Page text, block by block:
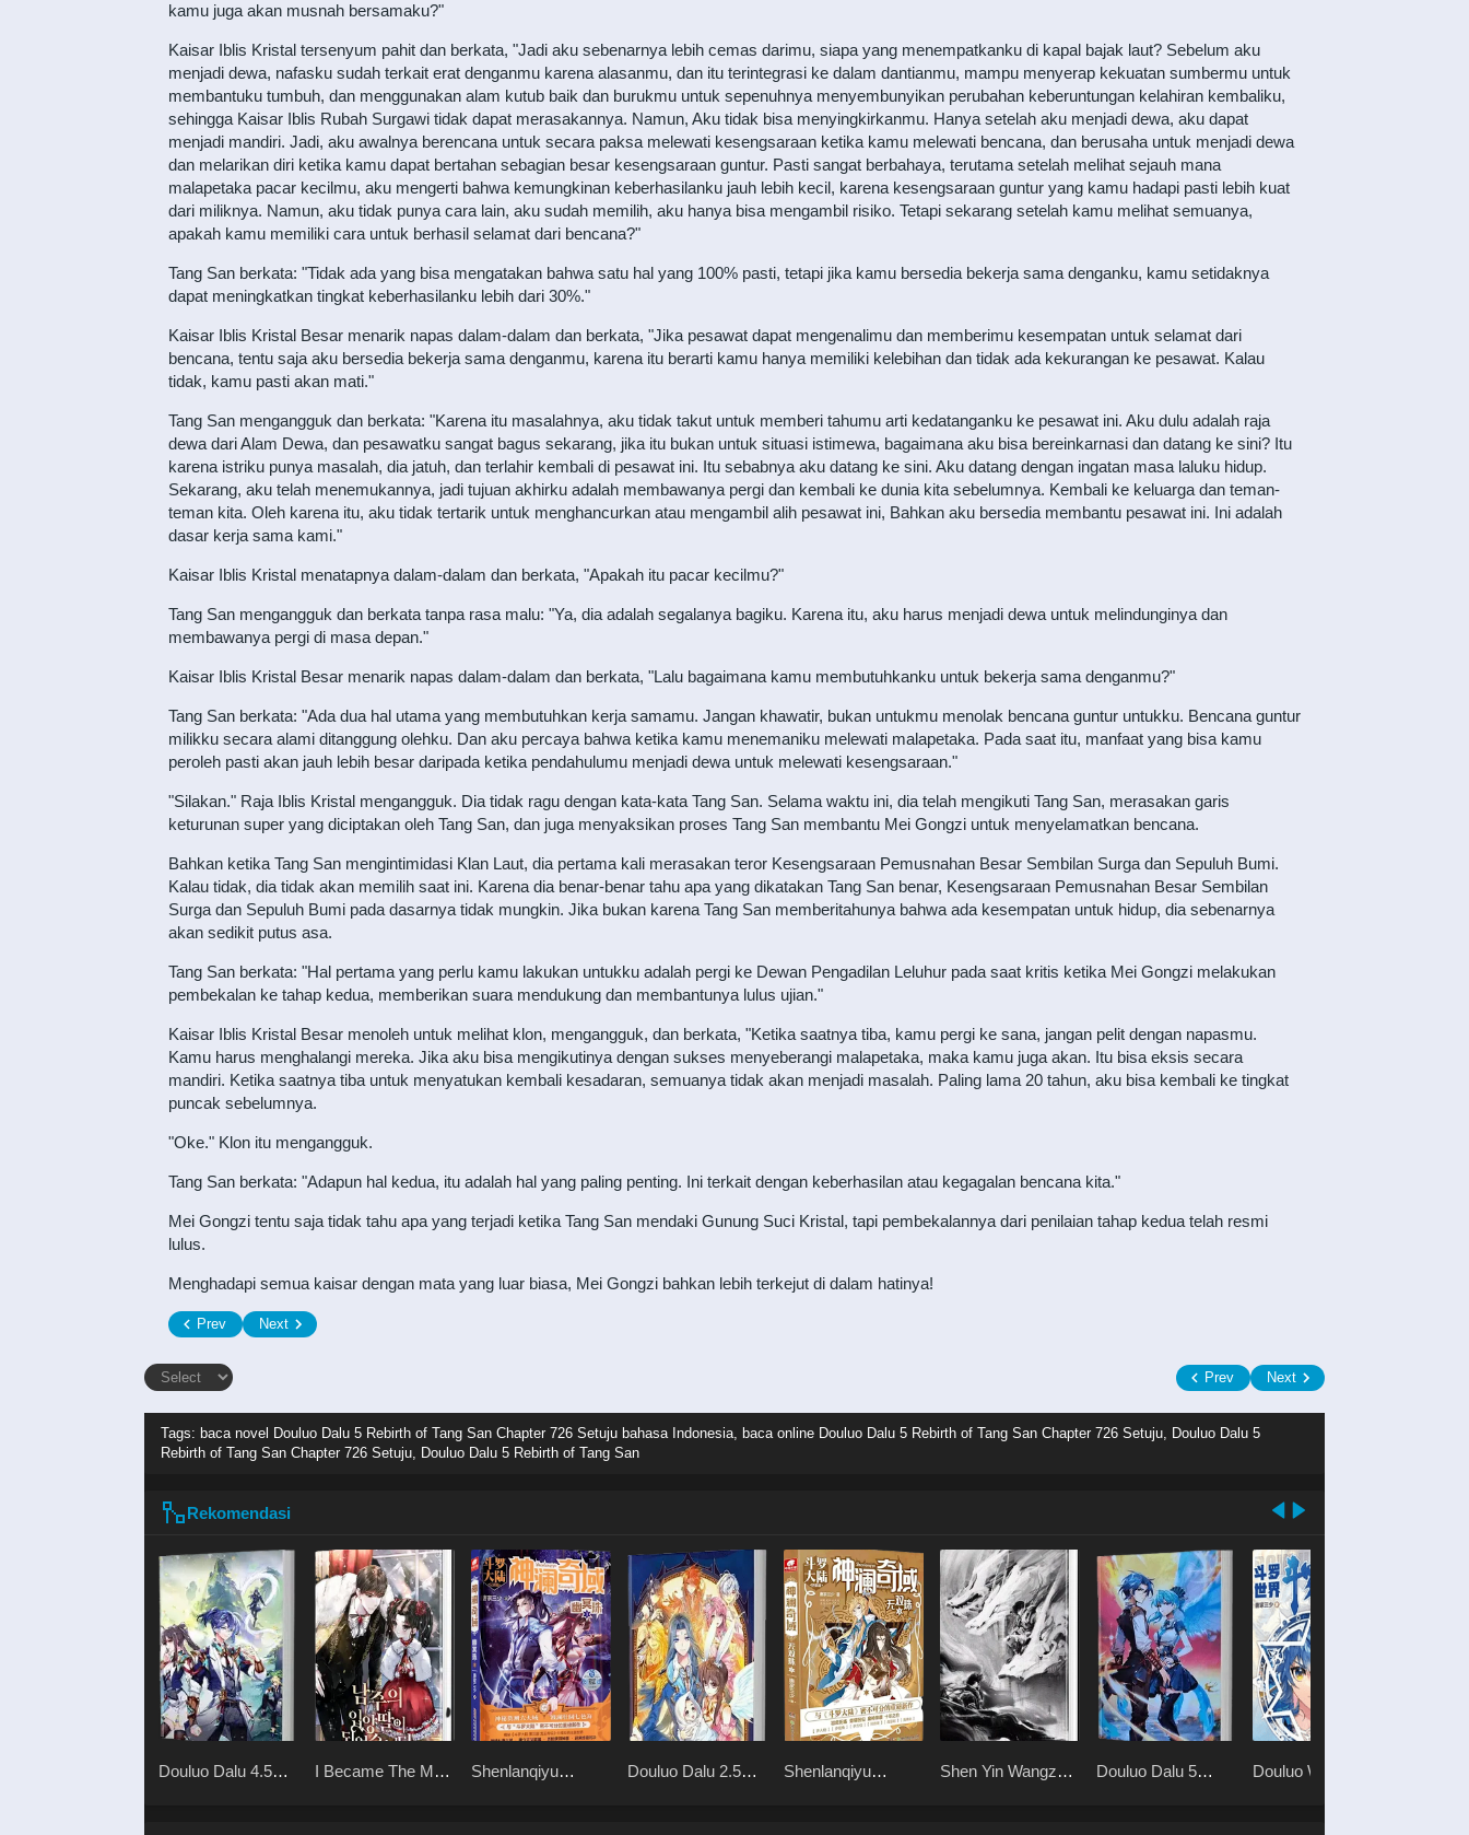
kamu juga akan musnah bersamaku?"
Kaisar Iblis Kristal tersenyum pahit dan berkata, "Jadi aku sebenarnya lebih cemas darimu, siapa yang menempatkanku di kapal bajak laut? Sebelum aku
menjadi dewa, nafasku sudah terkait erat denganmu karena alasanmu, dan itu terintegrasi ke dalam dantianmu, mampu menyerap kekuatan sumbermu untuk
membantuku tumbuh, dan menggunakan alam kutub baik dan burukmu untuk sepenuhnya menyembunyikan perubahan keberuntungan kelahiran kembaliku,
sehingga Kaisar Iblis Rubah Surgawi tidak dapat merasakannya. Namun, Aku tidak bisa menyingkirkanmu. Hanya setelah aku menjadi dewa, aku dapat
menjadi mandiri. Jadi, aku awalnya berencana untuk secara paksa melewati kesengsaraan ketika kamu melewati bencana, dan berusaha untuk menjadi dewa
dan melarikan diri ketika kamu dapat bertahan sebagian besar kesengsaraan guntur. Pasti sangat berbahaya, terutama setelah melihat sejauh mana
malapetaka pacar kecilmu, aku mengerti bahwa kemungkinan keberhasilanku jauh lebih kecil, karena kesengsaraan guntur yang kamu hadapi pasti lebih kuat
dari miliknya. Namun, aku tidak punya cara lain, aku sudah memilih, aku hanya bisa mengambil risiko. Tetapi sekarang setelah kamu melihat semuanya,
apakah kamu memiliki cara untuk berhasil selamat dari bencana?"
Tang San berkata: "Tidak ada yang bisa mengatakan bahwa satu hal yang 100% pasti, tetapi jika kamu bersedia bekerja sama denganku, kamu setidaknya
dapat meningkatkan tingkat keberhasilanku lebih dari 30%."
Kaisar Iblis Kristal Besar menarik napas dalam-dalam dan berkata, "Jika pesawat dapat mengenalimu dan memberimu kesempatan untuk selamat dari
bencana, tentu saja aku bersedia bekerja sama denganmu, karena itu berarti kamu hanya memiliki kelebihan dan tidak ada kekurangan ke pesawat. Kalau
tidak, kamu pasti akan mati."
Tang San mengangguk dan berkata: "Karena itu masalahnya, aku tidak takut untuk memberi tahumu arti kedatanganku ke pesawat ini. Aku dulu adalah raja
dewa dari Alam Dewa, dan pesawatku sangat bagus sekarang, jika itu bukan untuk situasi istimewa, bagaimana aku bisa bereinkarnasi dan datang ke sini? Itu
karena istriku punya masalah, dia jatuh, dan terlahir kembali di pesawat ini. Itu sebabnya aku datang ke sini. Aku datang dengan ingatan masa laluku hidup.
Sekarang, aku telah menemukannya, jadi tujuan akhirku adalah membawanya pergi dan kembali ke dunia kita sebelumnya. Kembali ke keluarga dan teman-
teman kita. Oleh karena itu, aku tidak tertarik untuk menghancurkan atau mengambil alih pesawat ini, Bahkan aku bersedia membantu pesawat ini. Ini adalah
dasar kerja sama kami."
Kaisar Iblis Kristal menatapnya dalam-dalam dan berkata, "Apakah itu pacar kecilmu?"
Tang San mengangguk dan berkata tanpa rasa malu: "Ya, dia adalah segalanya bagiku. Karena itu, aku harus menjadi dewa untuk melindunginya dan
membawanya pergi di masa depan."
Kaisar Iblis Kristal Besar menarik napas dalam-dalam dan berkata, "Lalu bagaimana kamu membutuhkanku untuk bekerja sama denganmu?"
Tang San berkata: "Ada dua hal utama yang membutuhkan kerja samamu. Jangan khawatir, bukan untukmu menolak bencana guntur untukku. Bencana guntur
milikku secara alami ditanggung olehku. Dan aku percaya bahwa ketika kamu menemaniku melewati malapetaka. Pada saat itu, manfaat yang bisa kamu
peroleh pasti akan jauh lebih besar daripada ketika pendahulumu menjadi dewa untuk melewati kesengsaraan."
"Silakan." Raja Iblis Kristal mengangguk. Dia tidak ragu dengan kata-kata Tang San. Selama waktu ini, dia telah mengikuti Tang San, merasakan garis
keturunan super yang diciptakan oleh Tang San, dan juga menyaksikan proses Tang San membantu Mei Gongzi untuk menyelamatkan bencana.
Bahkan ketika Tang San mengintimidasi Klan Laut, dia pertama kali merasakan teror Kesengsaraan Pemusnahan Besar Sembilan Surga dan Sepuluh Bumi.
Kalau tidak, dia tidak akan memilih saat ini. Karena dia benar-benar tahu apa yang dikatakan Tang San benar, Kesengsaraan Pemusnahan Besar Sembilan
Surga dan Sepuluh Bumi pada dasarnya tidak mungkin. Jika bukan karena Tang San memberitahunya bahwa ada kesempatan untuk hidup, dia sebenarnya
akan sedikit putus asa.
Tang San berkata: "Hal pertama yang perlu kamu lakukan untukku adalah pergi ke Dewan Pengadilan Leluhur pada saat kritis ketika Mei Gongzi melakukan
pembekalan ke tahap kedua, memberikan suara mendukung dan membantunya lulus ujian."
Kaisar Iblis Kristal Besar menoleh untuk melihat klon, mengangguk, dan berkata, "Ketika saatnya tiba, kamu pergi ke sana, jangan pelit dengan napasmu.
Kamu harus menghalangi mereka. Jika aku bisa mengikutinya dengan sukses menyeberangi malapetaka, maka kamu juga akan. Itu bisa eksis secara
mandiri. Ketika saatnya tiba untuk menyatukan kembali kesadaran, semuanya tidak akan menjadi masalah. Paling lama 20 tahun, aku bisa kembali ke tingkat
puncak sebelumnya.
"Oke." Klon itu mengangguk.
Tang San berkata: "Adapun hal kedua, itu adalah hal yang paling penting. Ini terkait dengan keberhasilan atau kegagalan bencana kita."
Mei Gongzi tentu saja tidak tahu apa yang terjadi ketika Tang San mendaki Gunung Suci Kristal, tapi pembekalannya dari penilaian tahap kedua telah resmi
lulus.
Menghadapi semua kaisar dengan mata yang luar biasa, Mei Gongzi bahkan lebih terkejut di dalam hatinya!
Prev Next
Prev Next
Tags: baca novel Douluo Dalu 5 Rebirth of Tang San Chapter 726 Setuju bahasa Indonesia, baca online Douluo Dalu 5 Rebirth of Tang San Chapter 726 Setuju, Douluo Dalu 5
Rebirth of Tang San Chapter 726 Setuju, Douluo Dalu 5 Rebirth of Tang San
Rekomendasi
Douluo Dalu 4.5
I Became The Male
Shenlanqiyu
Douluo Dalu 2.5
Shenlanqiyu
Shen Yin Wangzuo
Douluo Dalu 5
Douluo World